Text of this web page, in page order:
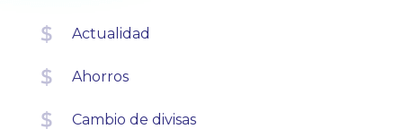
Actualidad
Ahorros
Cambio de divisas